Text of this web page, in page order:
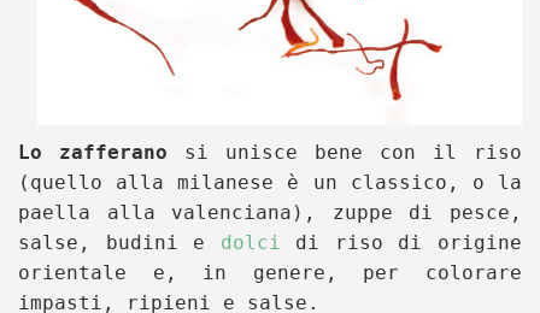
Lo zafferano si unisce bene con il riso
(quello alla milanese è un classico, o la
paella alla valenciana), zuppe di pesce,
salse, budini e dolci
di riso di origine
orientale e, in genere, per colorare
impasti, ripieni e salse.